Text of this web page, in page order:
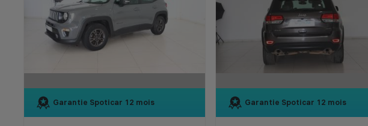
Garantie Spoticar 12 mois Garantie Spoticar 12 mois